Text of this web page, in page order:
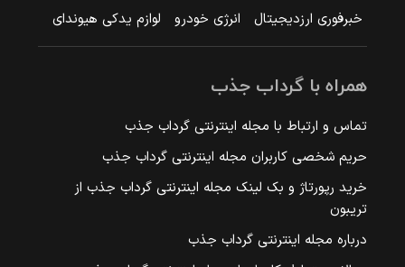
خبرفوری ارزدیجیتال
انرژی خودرو لوازم یدکی هیوندای
همراه با گرداب جذب
تماس و ارتباط با مجله اینترنتی گرداب جذب
حریم شخصی کاربران مجله اینترنتی گرداب جذب
خرید رپورتاژ و بک لینک مجله اینترنتی گرداب جذب از
تریبون
درباره مجله اینترنتی گرداب جذب